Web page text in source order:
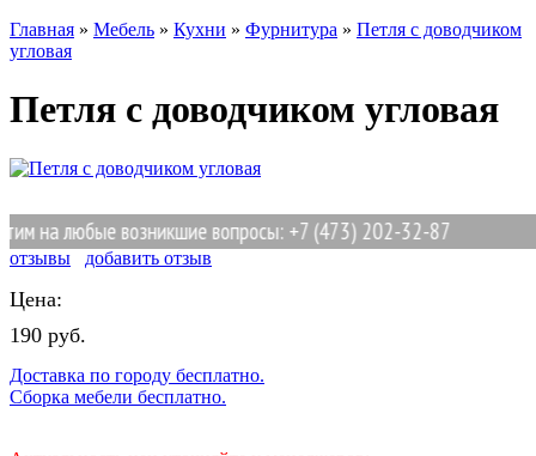
на любые возникшие вопросы: +7 (473) 202-32-87
Главная » Мебель » Кухни » Фурнитура » Петля с доводчиком
угловая
Петля с доводчиком угловая
отзывы добавить отзыв
Цена:
190 руб.
Доставка по городу бесплатно.
Сборка мебели бесплатно.